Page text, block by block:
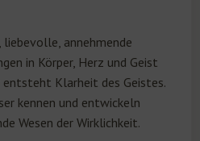
liebevolle, annehmende
in Körper, Herz und Geist
Klarheit des Geistes.
kennen und entwickeln
Wesen der Wirklichkeit.